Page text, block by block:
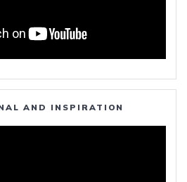
AND INSPIRATION